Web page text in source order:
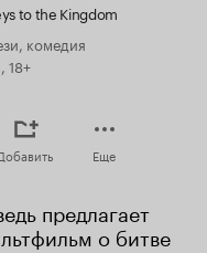
to the Kingdom
комедия
18+
Еще
предлагает
о битве